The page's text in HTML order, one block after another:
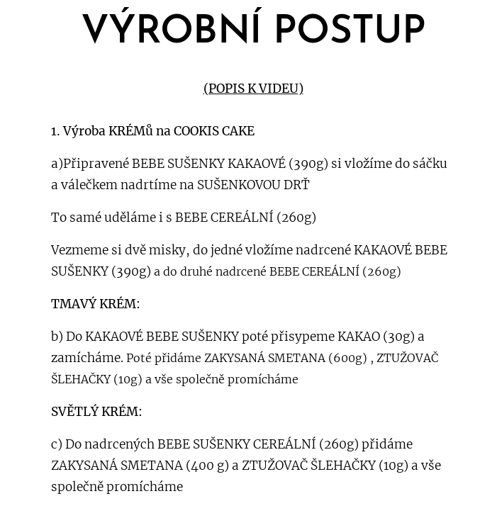
VÝROBNÍ POSTUP
(POPIS K VIDEU)
1. Výroba KRÉMů na COOKIS CAKE
a)Připravené BEBE SUŠENKY KAKAOVÉ (390g) si vložíme do sáčku
a válečkem nadrtíme na SUŠENKOVOU DRŤ
To samé uděláme i s BEBE CEREÁLNÍ (260g)
Vezmeme si dvě misky, do jedné vložíme nadrcené KAKAOVÉ BEBE
SUŠENKY (390g) a do druhé nadrcené BEBE CEREÁLNÍ (260g)
TMAVÝ KRÉM:
b) Do KAKAOVÉ BEBE SUŠENKY poté přisypeme KAKAO (30g) a
zamícháme. Poté přidáme ZAKYSANÁ SMETANA (600g) , ZTUŽOVAČ
ŠLEHAČKY (10g) a vše společně promícháme
SVĚTLÝ KRÉM:
c) Do nadrcených BEBE SUŠENKY CEREÁLNÍ (260g) přidáme
ZAKYSANÁ SMETANA (400 g) a ZTUŽOVAČ ŠLEHAČKY (10g) a vše
společně promícháme